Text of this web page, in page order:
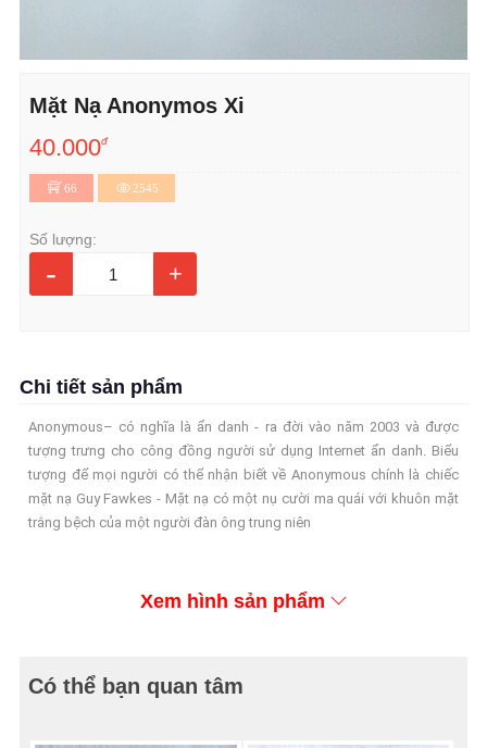
Mặt Nạ Anonymos Xi
40.000đ
66 2545
Số lượng:
- +
Chi tiết sản phẩm
Anonymous– có nghĩa là ẩn danh - ra đời vào năm 2003 và được
tượng trưng cho công đồng người sử dụng Internet ẩn danh. Biểu
tượng để mọi người có thể nhận biết về Anonymous chính là chiếc
mặt nạ Guy Fawkes - Mặt nạ có một nụ cười ma quái với khuôn mặt
trắng bệch của một người đàn ông trung niên
Xem hình sản phẩm
Có thể bạn quan tâm